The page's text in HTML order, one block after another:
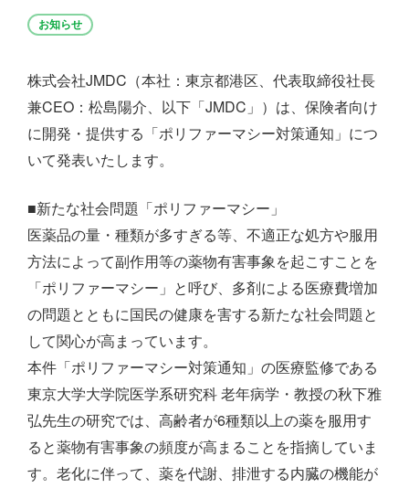
お知らせ
株式会社JMDC（本社：東京都港区、代表取締役社長
兼CEO：松島陽介、以下「JMDC」）は、保険者向け
に開発・提供する「ポリファーマシー対策通知」につ
いて発表いたします。
■新たな社会問題「ポリファーマシー」
医薬品の量・種類が多すぎる等、不適正な処方や服用
方法によって副作用等の薬物有害事象を起こすことを
「ポリファーマシー」と呼び、多剤による医療費増加
の問題とともに国民の健康を害する新たな社会問題と
して関心が高まっています。
本件「ポリファーマシー対策通知」の医療監修である
東京大学大学院医学系研究科 老年病学・教授の秋下雅
弘先生の研究では、高齢者が6種類以上の薬を服用す
ると薬物有害事象の頻度が高まることを指摘していま
す。老化に伴って、薬を代謝、排泄する内臓の機能が